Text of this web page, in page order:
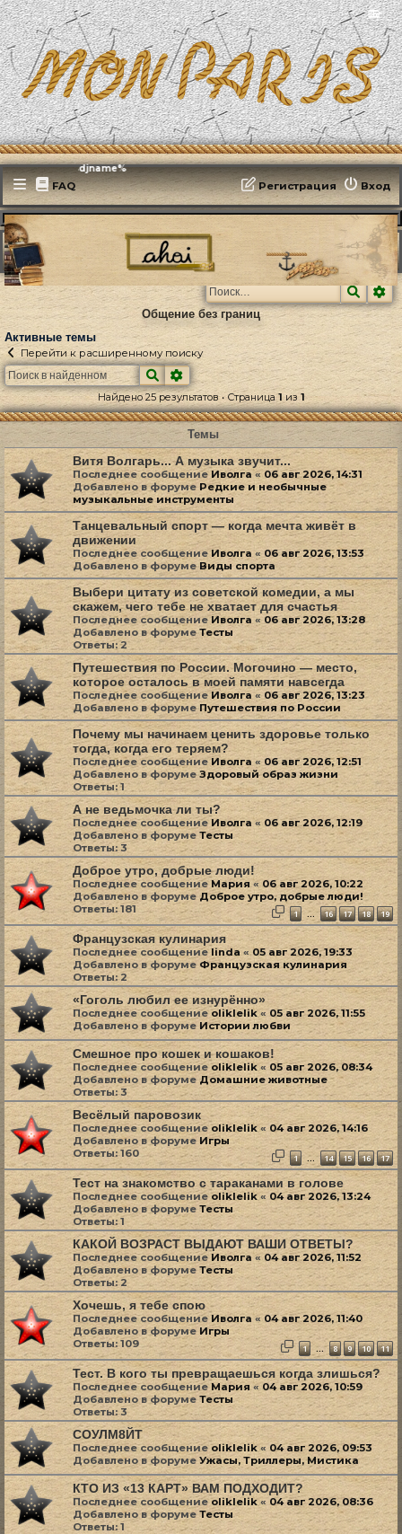
📻
FAQ Вход
Регистрация
Эфирит: ♫ %djname%
MonParis2025 ФОРУМ Поиск Активные темы
Поиск
Общение без границ
Активные темы
Перейти к расширенному поиску
Поиск Расширенный поиск
Найдено 25 результатов • Страница1 из 1
Темы
Витя Волгарь... А музыка звучит...
Последнее сообщениеИволга« 06 авг 2026, 14:31
Добавлено в форуме Редкие и необычные
музыкальные инструменты
Танцевальный спорт — когда мечта живёт в
движении
Последнее сообщениеИволга « 06 авг 2026, 13:53
Добавлено в форумеВиды спорта
Выбери цитату из советской комедии, а мы
скажем, чего тебе не хватает для счастья
Последнее сообщениеИволга « 06 авг 2026, 13:28
Добавлено в форумеТесты
Ответы:2
Путешествия по России. Могочино — место,
которое осталось в моей памяти навсегда
Последнее сообщениеИволга « 06 авг 2026, 13:23
Добавлено в форумеПутешествия по России
Почему мы начинаем ценить здоровье только
тогда, когда его теряем?
Последнее сообщениеИволга « 06 авг 2026, 12:51
Добавлено в форумеЗдоровый образ жизни
Ответы:1
А не ведьмочка ли ты?
Последнее сообщениеИволга« 06 авг 2026, 12:19
Добавлено в форуме Тесты
Ответы: 3
Доброе утро, добрые люди!
Последнее сообщениеМария«06 авг 2026, 10:22
Добавлено в форуме Доброе утро, добрые люди!
Ответы: 181 1 … 16 17 18 19
Французская кулинария
Последнее сообщениеlinda«05 авг 2026, 19:33
Добавлено в форуме Французская кулинария
Ответы: 2
«Гоголь любил ее изнурённо»
Последнее сообщениеoliklelik« 05 авг 2026, 11:55
Добавлено в форуме Истории любви
Смешное про кошек и кошаков!
Последнее сообщениеoliklelik« 05 авг 2026, 08:34
Добавлено в форуме Домашние животные
Ответы: 3
Весёлый паровозик
Последнее сообщениеoliklelik« 04 авг 2026, 14:16
Добавлено в форуме Игры
Ответы: 160 1 … 14 15 16 17
Тест на знакомство с тараканами в голове
Последнее сообщениеoliklelik« 04 авг 2026, 13:24
Добавлено в форуме Тесты
Ответы: 1
КАКОЙ ВОЗРАСТ ВЫДАЮТ ВАШИ ОТВЕТЫ?
Последнее сообщениеИволга« 04 авг 2026, 11:52
Добавлено в форуме Тесты
Ответы: 2
Хочешь, я тебе спою
Последнее сообщениеИволга« 04 авг 2026, 11:40
Добавлено в форуме Игры
Ответы: 109 1 … 8 9 10 11
Тест. В кого ты превращаешься когда злишься?
Последнее сообщениеМария«04 авг 2026, 10:59
Добавлено в форуме Тесты
Ответы: 3
СОУЛМ8ЙТ
Последнее сообщениеoliklelik« 04 авг 2026, 09:53
Добавлено в форуме Ужасы, Триллеры, Мистика
КТО ИЗ «13 КАРТ» ВАМ ПОДХОДИТ?
Последнее сообщениеoliklelik« 04 авг 2026, 08:36
Добавлено в форуме Тесты
Ответы: 1